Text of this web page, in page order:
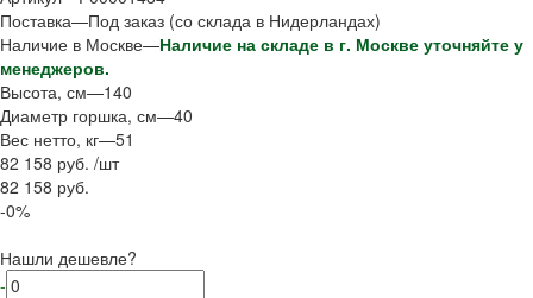
Поставка—Под заказ (со склада в Нидерландах)
Наличие в Москве—Наличие на складе в г. Москве уточняйте у
менеджеров.
Высота, см—140
Диаметр горшка, см—40
Вес нетто, кг—51
82 158 руб. /шт
82 158 руб.
-0%
Нашли дешевле?
-